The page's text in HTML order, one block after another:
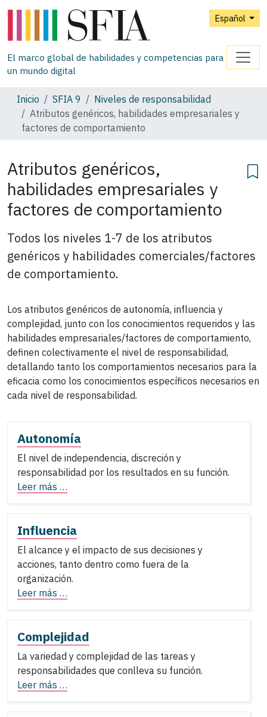
Español
El marco global de habilidades y competencias para
un mundo digital
Inicio SFIA 9
Niveles de responsabilidad
Atributos genéricos, habilidades empresariales y
factores de comportamiento
Atributos genéricos,
habilidades empresariales y
factores de comportamiento
Todos los niveles 1-7 de los atributos
genéricos y habilidades comerciales/factores
de comportamiento.
Los atributos genéricos de autonomía, influencia y
complejidad, junto con los conocimientos requeridos y las
habilidades empresariales/factores de comportamiento,
definen colectivamente el nivel de responsabilidad,
detallando tanto los comportamientos necesarios para la
eficacia como los conocimientos específicos necesarios en
cada nivel de responsabilidad.
Autonomía
El nivel de independencia, discreción y
responsabilidad por los resultados en su función.
Leer más …
Influencia
El alcance y el impacto de sus decisiones y
acciones, tanto dentro como fuera de la
organización.
Leer más …
Complejidad
La variedad y complejidad de las tareas y
responsabilidades que conlleva su función.
Leer más …